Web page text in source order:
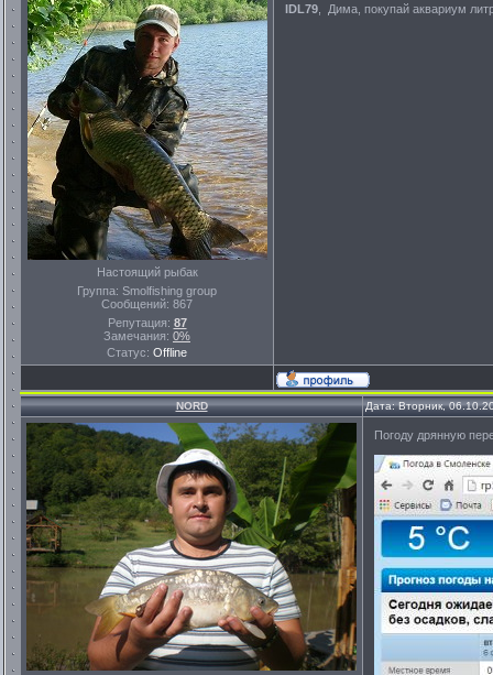
Настоящий рыбак
Группа: Smolfishing group
Сообщений: 867
Репутация: 87
Замечания: 0%
Статус: Offline
IDL79 , Дима, покупай аквариум
NORD Дата: Вторник,
Погоду дрянную